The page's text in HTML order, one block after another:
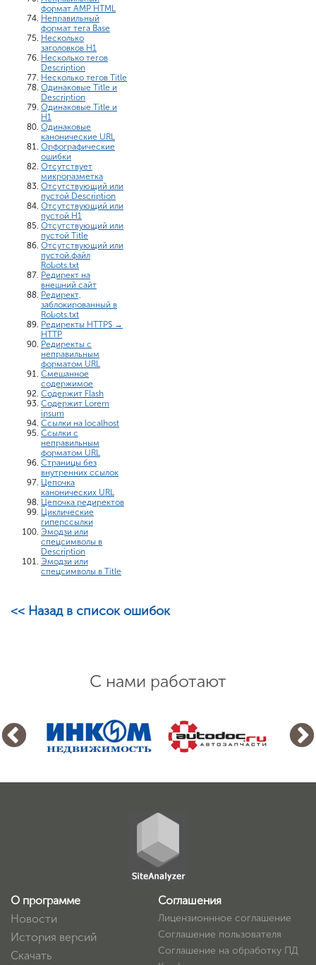
формат AMP HTML
Неправильный
формат тега Base
Несколько
заголовков H1
Несколько тегов
Description
Несколько тегов Title
Одинаковые Title и
Description
Одинаковые Title и
H1
Одинаковые
канонические URL
Орфографические
ошибки
Отсутствует
микроразметка
Отсутствующий или
пустой Description
Отсутствующий или
пустой H1
Отсутствующий или
пустой Title
Отсутствующий или
пустой файл
Robots.txt
Редирект на
внешний сайт
Редирект,
заблокированный в
Robots.txt
Редиректы HTTPS →
HTTP
Редиректы с
неправильным
форматом URL
Смешанное
содержимое
Содержит Flash
Содержит Lorem
ipsum
Ссылки на localhost
Ссылки с
неправильным
форматом URL
Страницы без
внутренних ссылок
Цепочка
канонических URL
Цепочка редиректов
Циклические
гиперссылки
Эмодзи или
спецсимволы в
Description
Эмодзи или
спецсимволы в Title
<< Назад в список ошибок
С нами работают
О программе
Новости
История версий
Скачать
Соглашения
Лицензионнное соглашение
Соглашение пользователя
Соглашение на обработку ПД